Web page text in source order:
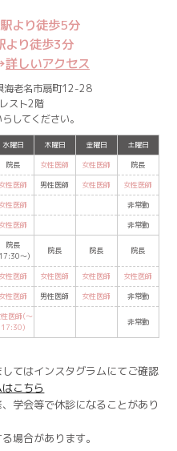
より徒歩5分
より徒歩3分
詳しいアクセス
老名市扇町12-28
スト2階
してください。
水曜日 木曜日 金曜日 土曜日
院長 女性医師 女性医師
院長
女性医師 男性医師 女性医師
女性医師
女性医師
非常勤
女性医師
非常勤
院長
〜)
院長 院長 院長
女性医師 女性医師 女性医師
女性医師
女性医師 男性医師 女性医師
非常勤
性医師(〜
17:30)
非常勤
てはインスタグラムにてご確認
こちら
学会等で休診になることがあり
場合があります。